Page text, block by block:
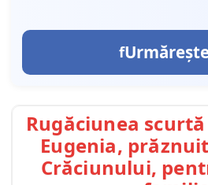
Rugăciunea
Eugenia,
Crăciunului,